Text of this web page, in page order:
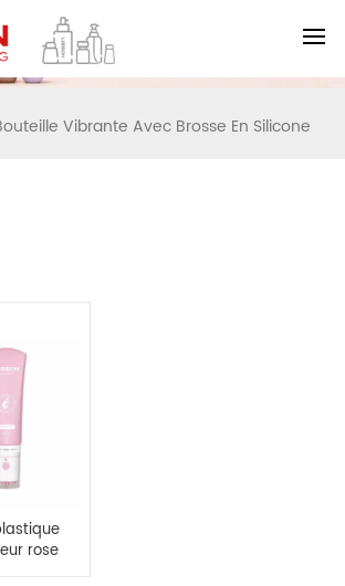
RECHERCHE
Vibrante Avec Brosse En Silicone
rose